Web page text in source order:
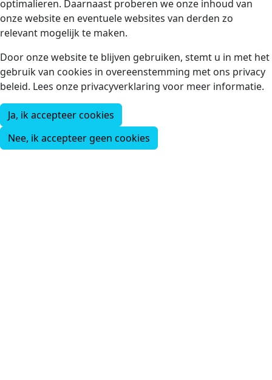
optimalieren. Daarnaast proberen we onze inhoud van
onze website en eventuele websites van derden zo
relevant mogelijk te maken.
Door onze website te blijven gebruiken, stemt u in met het
gebruik van cookies in overeenstemming met ons privacy
beleid. Lees onze privacyverklaring voor meer informatie.
Ja, ik accepteer cookies
Nee, ik accepteer geen cookies